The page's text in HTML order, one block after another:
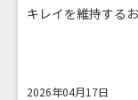
キレイを維持する
2026年04月17日